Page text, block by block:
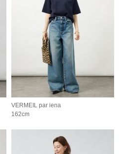
VERMEIL par iena
162cm